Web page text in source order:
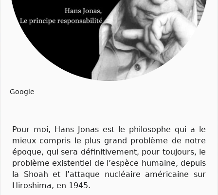
Google
Pour moi, Hans Jonas est le philosophe qui a le
mieux compris le plus grand problème de notre
époque, qui sera définitivement, pour toujours, le
problème existentiel de l’espèce humaine, depuis
la Shoah et l’attaque nucléaire américaine sur
Hiroshima, en 1945.